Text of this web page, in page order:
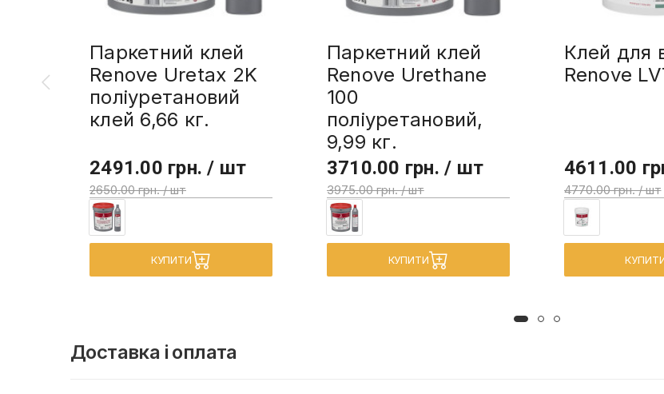
Паркетний клей
Renove Uretax 2K
поліуретановий
клей 6,66 кг.
2491.00 грн. / шт
2650.00 грн. / шт
КУПИТИ
Паркетний клей
Renove Urethane
100
поліуретановий,
9,99 кг.
3710.00 грн. / шт
3975.00 грн. / шт
КУПИТИ
Клей для
Renove
4611.00
4770.00 грн. / шт
Доставка і оплата